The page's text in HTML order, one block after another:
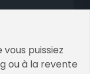
puissiez
ou à la revente